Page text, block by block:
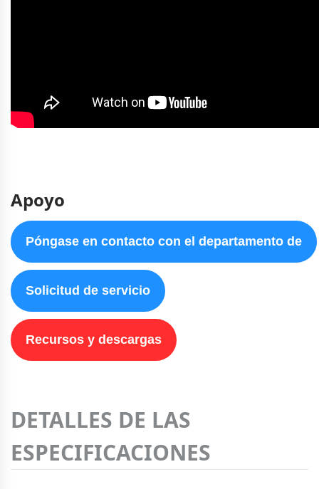
Apoyo
Póngase en contacto con el departamento de
Solicitud de servicio
Recursos y descargas
DETALLES DE LAS
ESPECIFICACIONES